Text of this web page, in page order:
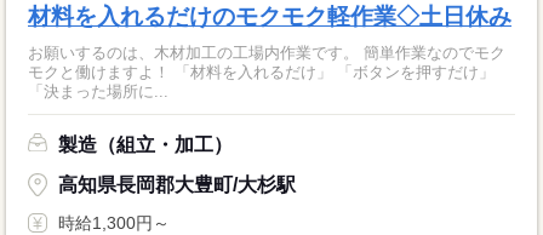
材料を入れるだけのモクモク軽作業◇土日休み
お願いするのは、木材加工の工場内作業です。 簡単作業なのでモク
モクと働けますよ！ 「材料を入れるだけ」 「ボタンを押すだけ」
「決まった場所に...
製造（組立・加工）
高知県長岡郡大豊町/大杉駅
時給1,300円～